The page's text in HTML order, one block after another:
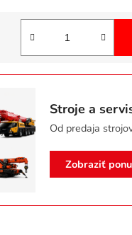
Stroje a
Od predaja
Zobraziť